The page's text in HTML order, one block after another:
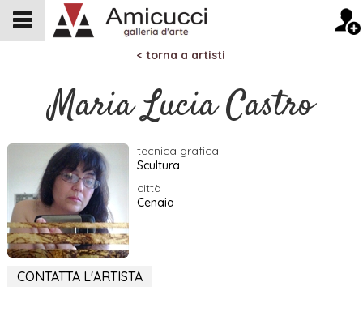
< torna a artisti
Maria Lucia Castro
tecnica grafica
Scultura
città
Cenaia
CONTATTA L'ARTISTA